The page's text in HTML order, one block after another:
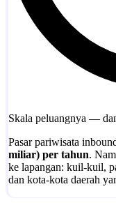
Skala peluangnya —
Pasar pariwisata
miliar) per tahun.
ke lapangan: kuil-kuil,
dan kota-kota daerah